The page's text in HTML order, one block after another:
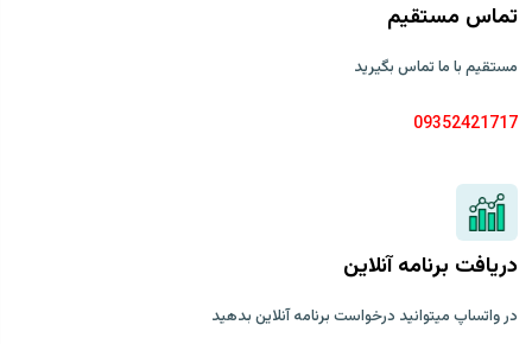
تماس مستقیم
مستقیم با ما تماس بگیرید
09352421717
دریافت برنامه آنلاین
در واتساپ میتوانید درخواست برنامه آنلاین بدهید